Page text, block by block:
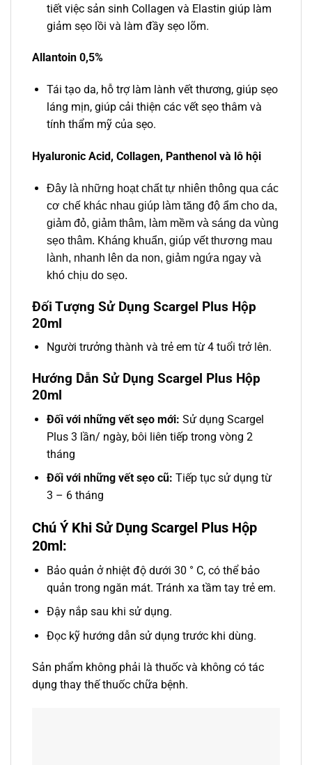
tiết việc sản sinh Collagen và Elastin giúp làm
giảm sẹo lồi và làm đầy sẹo lõm.
Allantoin 0,5%
Tái tạo da, hỗ trợ làm lành vết thương, giúp sẹo
láng mịn, giúp cải thiện các vết sẹo thâm và
tính thẩm mỹ của sẹo.
Hyaluronic Acid, Collagen, Panthenol và lô hội
Đây là những hoạt chất tự nhiên thông qua các
cơ chế khác nhau giúp làm tăng độ ẩm cho da,
giảm đỏ, giảm thâm, làm mềm và sáng da vùng
sẹo thâm. Kháng khuẩn, giúp vết thương mau
lành, nhanh lên da non, giảm ngứa ngay và
khó chịu do sẹo.
Đối Tượng Sử Dụng Scargel Plus Hộp
20ml
Người trưởng thành và trẻ em từ 4 tuổi trở lên.
Hướng Dẫn Sử Dụng Scargel Plus Hộp
20ml
Đối với những vết sẹo mới: Sử dụng Scargel
Plus 3 lần/ ngày, bôi liên tiếp trong vòng 2
tháng
Đối với những vết sẹo cũ: Tiếp tục sử dụng từ
3 – 6 tháng
Chú Ý Khi Sử Dụng Scargel Plus Hộp
20ml:
Bảo quản ở nhiệt độ dưới 30 ° C, có thể bảo
quản trong ngăn mát. Tránh xa tầm tay trẻ em.
Đậy nắp sau khi sử dụng.
Đọc kỹ hướng dẫn sử dụng trước khi dùng.
Sản phẩm không phải là thuốc và không có tác
dụng thay thế thuốc chữa bệnh.